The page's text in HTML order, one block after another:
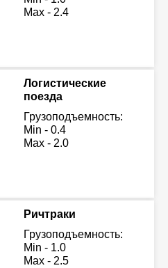
Max - 2.4
Логистические
поезда
Грузоподъемность:
Min - 0.4
Max - 2.0
Ричтраки
Грузоподъемность:
Min - 1.0
Max - 2.5